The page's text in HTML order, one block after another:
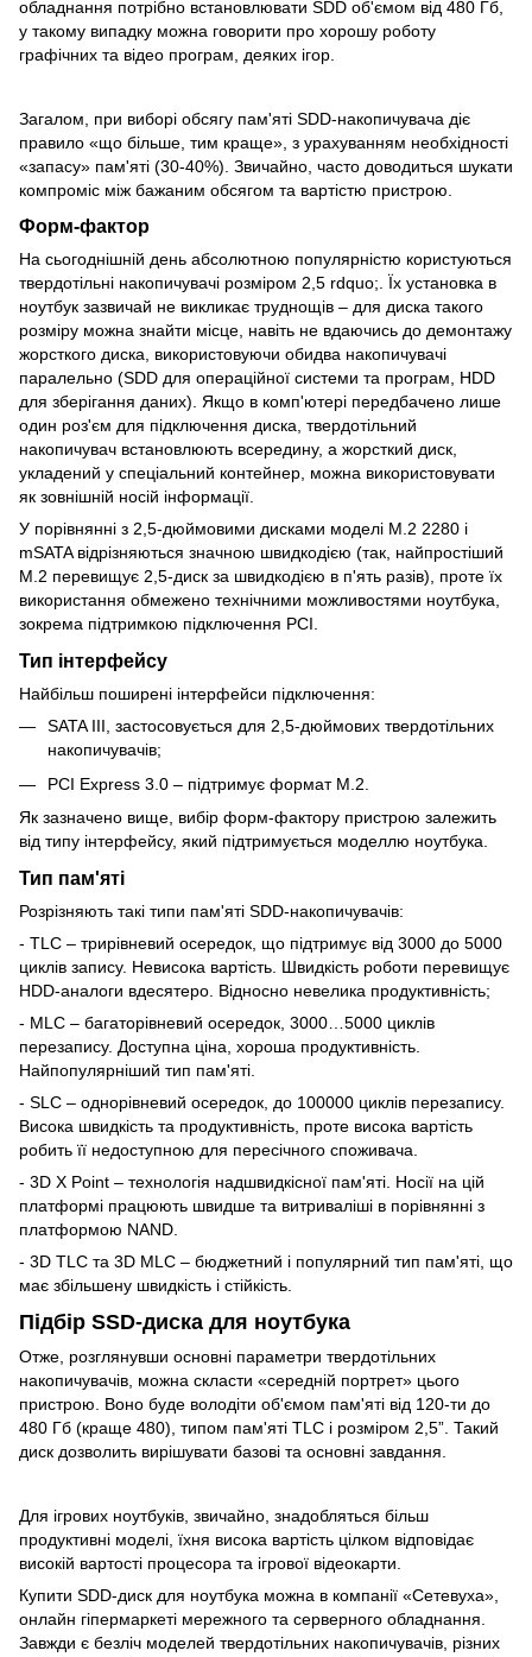
обладнання потрібно встановлювати SDD об'ємом від 480 Гб,
у такому випадку можна говорити про хорошу роботу
графічних та відео програм, деяких ігор.
Загалом, при виборі обсягу пам'яті SDD-накопичувача діє
правило «що більше, тим краще», з урахуванням необхідності
«запасу» пам'яті (30-40%). Звичайно, часто доводиться шукати
компроміс між бажаним обсягом та вартістю пристрою.
Форм-фактор
На сьогоднішній день абсолютною популярністю користуються
твердотільні накопичувачі розміром 2,5 rdquo;. Їх установка в
ноутбук зазвичай не викликає труднощів – для диска такого
розміру можна знайти місце, навіть не вдаючись до демонтажу
жорсткого диска, використовуючи обидва накопичувачі
паралельно (SDD для операційної системи та програм, HDD
для зберігання даних). Якщо в комп'ютері передбачено лише
один роз'єм для підключення диска, твердотільний
накопичувач встановлюють всередину, а жорсткий диск,
укладений у спеціальний контейнер, можна використовувати
як зовнішній носій інформації.
У порівнянні з 2,5-дюймовими дисками моделі М.2 2280 і
mSATA відрізняються значною швидкодією (так, найпростіший
М.2 перевищує 2,5-диск за швидкодією в п'ять разів), проте їх
використання обмежено технічними можливостями ноутбука,
зокрема підтримкою підключення PCI.
Тип інтерфейсу
Найбільш поширені інтерфейси підключення:
SATA III, застосовується для 2,5-дюймових твердотільних
накопичувачів;
PCI Express 3.0 – підтримує формат М.2.
Як зазначено вище, вибір форм-фактору пристрою залежить
від типу інтерфейсу, який підтримується моделлю ноутбука.
Тип пам'яті
Розрізняють такі типи пам'яті SDD-накопичувачів:
- TLC – трирівневий осередок, що підтримує від 3000 до 5000
циклів запису. Невисока вартість. Швидкість роботи перевищує
HDD-аналоги вдесятеро. Відносно невелика продуктивність;
- MLC – багаторівневий осередок, 3000…5000 циклів
перезапису. Доступна ціна, хороша продуктивність.
Найпопулярніший тип пам'яті.
- SLC – однорівневий осередок, до 100000 циклів перезапису.
Висока швидкість та продуктивність, проте висока вартість
робить її недоступною для пересічного споживача.
- 3D X Point – технологія надшвидкісної пам'яті. Носії на цій
платформі працюють швидше та витриваліші в порівнянні з
платформою NAND.
- 3D TLC та 3D MLC – бюджетний і популярний тип пам'яті, що
має збільшену швидкість і стійкість.
Підбір SSD-диска для ноутбука
Отже, розглянувши основні параметри твердотільних
накопичувачів, можна скласти «середній портрет» цього
пристрою. Воно буде володіти об'ємом пам'яті від 120-ти до
480 Гб (краще 480), типом пам'яті TLC і розміром 2,5”. Такий
диск дозволить вирішувати базові та основні завдання.
Для ігрових ноутбуків, звичайно, знадобляться більш
продуктивні моделі, їхня висока вартість цілком відповідає
високій вартості процесора та ігрової відеокарти.
Купити SDD-диск для ноутбука можна в компанії «Сетевуха»,
онлайн гіпермаркеті мережного та серверного обладнання.
Завжди є безліч моделей твердотільних накопичувачів, різних